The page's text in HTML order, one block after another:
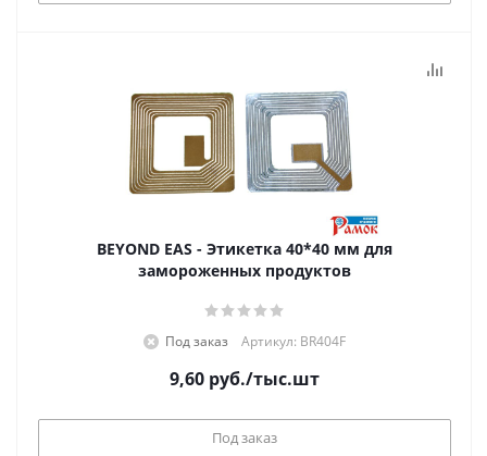
BEYOND EAS - Этикетка 40*40 мм для
замороженных продуктов
Под заказ Артикул: BR404F
9,60 руб./тыс.шт
Под заказ